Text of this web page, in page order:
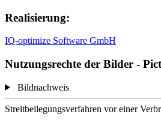
Realisierung:
IQ-optimize Software GmbH
Nutzungsrechte der Bilder -
Bildnachweis
Streitbeilegungsverfahren vor einer